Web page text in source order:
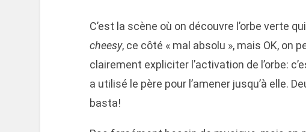
C’est la scène où on découvre l’orbe verte
cheesy, ce côté « mal absolu », mais OK, on
clairement expliciter l’activation de l’orbe:
a utilisé le père pour l’amener jusqu’à elle.
basta!